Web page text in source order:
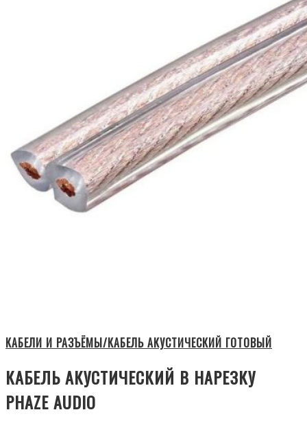
КАБЕЛИ И РАЗЪЁМЫ/КАБЕЛЬ АКУСТИЧЕСКИЙ ГОТОВЫЙ
КАБЕЛЬ АКУСТИЧЕСКИЙ В НАРЕЗКУ
PHAZE AUDIO